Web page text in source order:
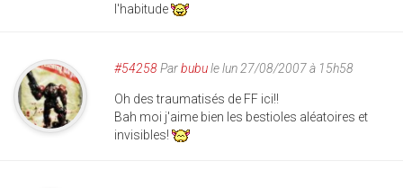
l'habitude
#54258Parbubule lun 27/08/2007 à 15h58
Oh des traumatisés de FF ici!!
Bah moi j'aime bien les bestioles aléatoires et
invisibles!